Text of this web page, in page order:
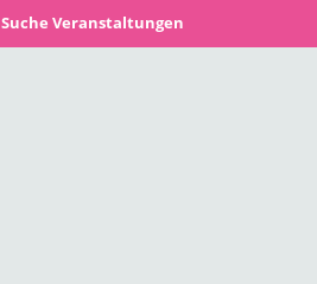
Suche Veranstaltungen